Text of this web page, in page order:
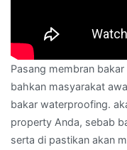
Pasang membran
bahkan masyarakat
bakar waterproofing.
property Anda, sebab
serta di pastikan akan